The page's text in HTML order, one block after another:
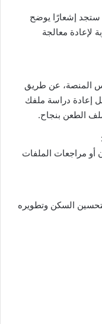
ستجد إشعارًا يوضح
لإعادة معالجة
المنصة، عن طريق
إعادة دراسة ملفك
الطعن بنجاح.
أو مراجعات الملفات
السكن وتطويره